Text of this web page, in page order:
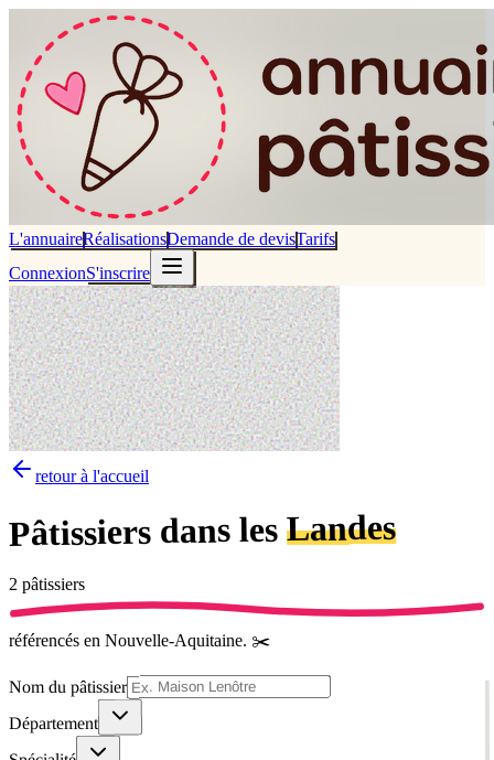
L'annuaireRéalisationsDemande de devisTarifs
ConnexionS'inscrire
retour à l'accueil
Pâtissiers dans lesLandes
2 pâtissiers
référencés en Nouvelle-Aquitaine. ✂️
Nom du pâtissier
Département